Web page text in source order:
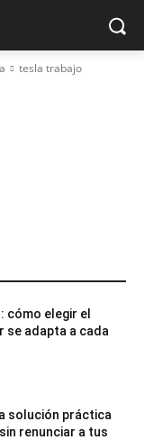
tesla trabajo
cómo elegir el
se adapta a cada
solución práctica
renunciar a tus